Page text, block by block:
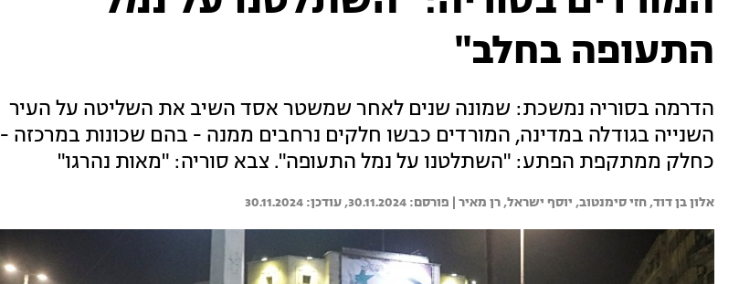
התעופה בחלב"
הדרמה בסוריה נמשכת: שמונה שנים לאחר שמשטר אסד השיב את השליטה על העיר
השנייה בגודלה במדינה, המורדים כבשו חלקים נרחבים ממנה - בהם שכונות במרכזה -
כחלק ממתקפת הפתע: "השתלטנו על נמל התעופה". צבא סוריה: "מאות נהרגו"
אלון בן דוד, חזי סימנטוב, יוסף ישראל, רן מאיר | 30.11.2024
30.11.2024